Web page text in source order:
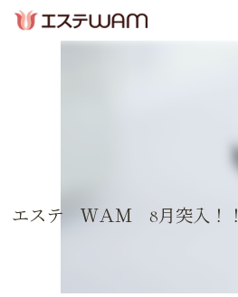
エステ ＷＡＭ 8月突入！！